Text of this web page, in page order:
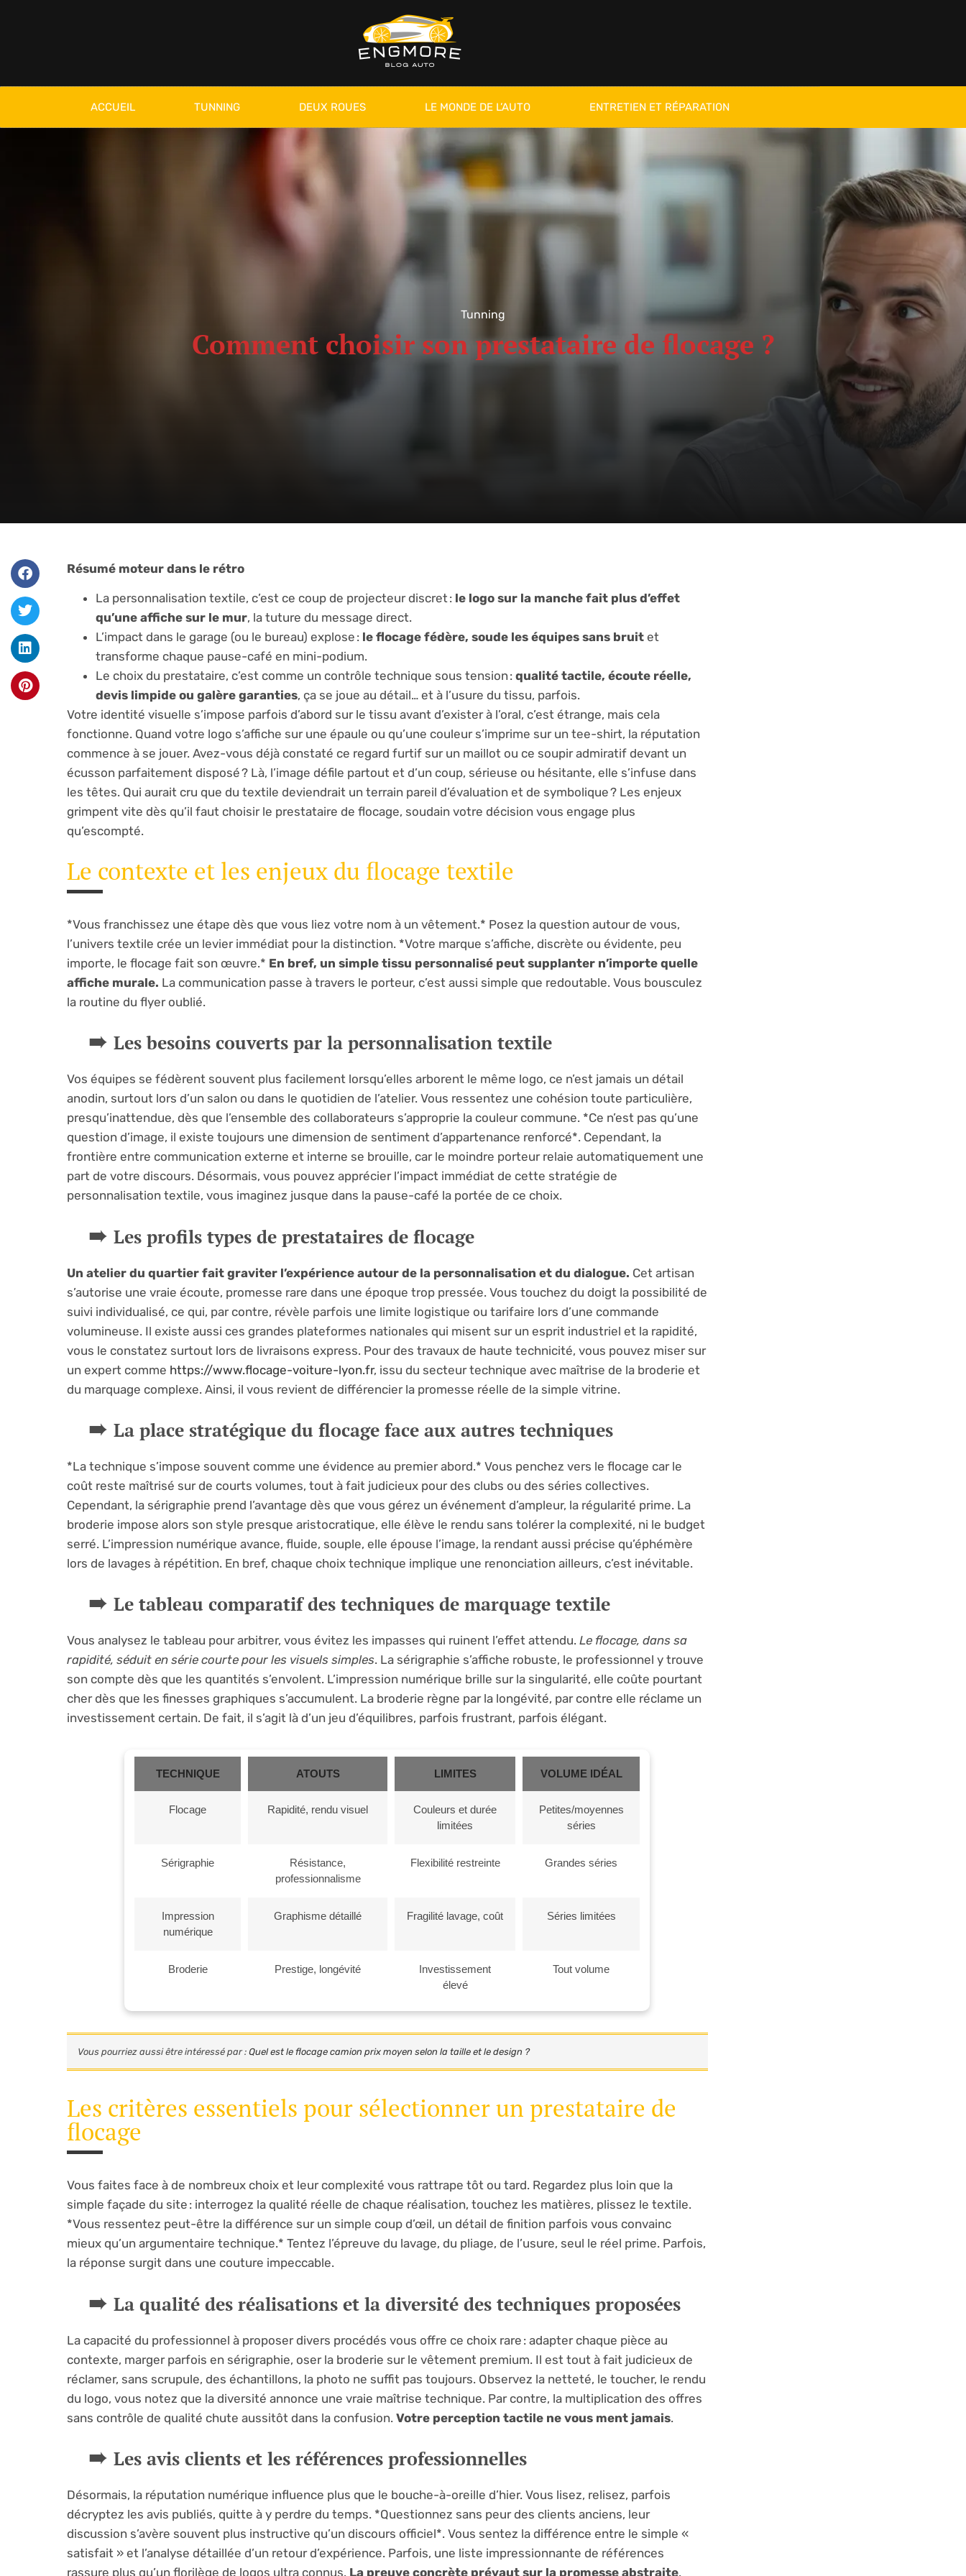
ACCUEIL TUNNING DEUX ROUES LE MONDE DE L’AUTO ENTRETIEN ET RÉPARATION
Tunning
Comment choisir son prestataire de flocage ?
Résumé moteur dans le rétro
La personnalisation textile, c’est ce coup de projecteur discret : le logo sur la manche fait plus d’effet
qu’une affiche sur le mur, la tuture du message direct.
L’impact dans le garage (ou le bureau) explose : le flocage fédère, soude les équipes sans bruitet
transforme chaque pause-café en mini-podium.
Le choix du prestataire, c’est comme un contrôle technique sous tension : qualité tactile, écoute réelle,
devis limpide ou galère garanties, ça se joue au détail… et à l’usure du tissu, parfois.
Votre identité visuelle s’impose parfois d’abord sur le tissu avant d’exister à l’oral, c’est étrange, mais cela
fonctionne. Quand votre logo s’affiche sur une épaule ou qu’une couleur s’imprime sur un tee-shirt, la réputation
commence à se jouer. Avez-vous déjà constaté ce regard furtif sur un maillot ou ce soupir admiratif devant un
écusson parfaitement disposé ? Là, l’image défile partout et d’un coup, sérieuse ou hésitante, elle s’infuse dans
les têtes. Qui aurait cru que du textile deviendrait un terrain pareil d’évaluation et de symbolique ? Les enjeux
grimpent vite dès qu’il faut choisir le prestataire de flocage, soudain votre décision vous engage plus
qu’escompté.
Le contexte et les enjeux du flocage textile
*Vous franchissez une étape dès que vous liez votre nom à un vêtement.* Posez la question autour de vous,
l’univers textile crée un levier immédiat pour la distinction. *Votre marque s’affiche, discrète ou évidente, peu
importe, le flocage fait son œuvre.* En bref, un simple tissu personnalisé peut supplanter n’importe quelle
affiche murale. La communication passe à travers le porteur, c’est aussi simple que redoutable. Vous bousculez
la routine du flyer oublié.
Les besoins couverts par la personnalisation textile
Vos équipes se fédèrent souvent plus facilement lorsqu’elles arborent le même logo, ce n’est jamais un détail
anodin, surtout lors d’un salon ou dans le quotidien de l’atelier. Vous ressentez une cohésion toute particulière,
presqu’inattendue, dès que l’ensemble des collaborateurs s’approprie la couleur commune. *Ce n’est pas qu’une
question d’image, il existe toujours une dimension de sentiment d’appartenance renforcé*. Cependant, la
frontière entre communication externe et interne se brouille, car le moindre porteur relaie automatiquement une
part de votre discours. Désormais, vous pouvez apprécier l’impact immédiat de cette stratégie de
personnalisation textile, vous imaginez jusque dans la pause-café la portée de ce choix.
Les profils types de prestataires de flocage
Un atelier du quartier fait graviter l’expérience autour de la personnalisation et du dialogue. Cet artisan
s’autorise une vraie écoute, promesse rare dans une époque trop pressée. Vous touchez du doigt la possibilité de
suivi individualisé, ce qui, par contre, révèle parfois une limite logistique ou tarifaire lors d’une commande
volumineuse. Il existe aussi ces grandes plateformes nationales qui misent sur un esprit industriel et la rapidité,
vous le constatez surtout lors de livraisons express. Pour des travaux de haute technicité, vous pouvez miser sur
un expert comme https://www.flocage-voiture-lyon.fr, issu du secteur technique avec maîtrise de la broderie et
du marquage complexe. Ainsi, il vous revient de différencier la promesse réelle de la simple vitrine.
La place stratégique du flocage face aux autres techniques
*La technique s’impose souvent comme une évidence au premier abord.* Vous penchez vers le flocage car le
coût reste maîtrisé sur de courts volumes, tout à fait judicieux pour des clubs ou des séries collectives.
Cependant, la sérigraphie prend l’avantage dès que vous gérez un événement d’ampleur, la régularité prime. La
broderie impose alors son style presque aristocratique, elle élève le rendu sans tolérer la complexité, ni le budget
serré. L’impression numérique avance, fluide, souple, elle épouse l’image, la rendant aussi précise qu’éphémère
lors de lavages à répétition. En bref, chaque choix technique implique une renonciation ailleurs, c’est inévitable.
Le tableau comparatif des techniques de marquage textile
Vous analysez le tableau pour arbitrer, vous évitez les impasses qui ruinent l’effet attendu. Le flocage, dans sa
rapidité, séduit en série courte pour les visuels simples. La sérigraphie s’affiche robuste, le professionnel y trouve
son compte dès que les quantités s’envolent. L’impression numérique brille sur la singularité, elle coûte pourtant
cher dès que les finesses graphiques s’accumulent. La broderie règne par la longévité, par contre elle réclame un
investissement certain. De fait, il s’agit là d’un jeu d’équilibres, parfois frustrant, parfois élégant.
TECHNIQUE ATOUTS LIMITES VOLUME IDÉAL
Flocage Rapidité, rendu visuel
Couleurs et durée
limitées
Petites/moyennes
séries
Sérigraphie
Résistance,
professionnalisme
Flexibilité restreinte Grandes séries
Impression
numérique
Graphisme détaillé Fragilité lavage, coût Séries limitées
Broderie Prestige, longévité
Investissement
élevé
Tout volume
Vous pourriez aussi être intéressé par : Quel est le flocage camion prix moyen selon la taille et le design ?
Les critères essentiels pour sélectionner un prestataire de
flocage
Vous faites face à de nombreux choix et leur complexité vous rattrape tôt ou tard. Regardez plus loin que la
simple façade du site : interrogez la qualité réelle de chaque réalisation, touchez les matières, plissez le textile.
*Vous ressentez peut-être la différence sur un simple coup d’œil, un détail de finition parfois vous convainc
mieux qu’un argumentaire technique.* Tentez l’épreuve du lavage, du pliage, de l’usure, seul le réel prime. Parfois,
la réponse surgit dans une couture impeccable.
La qualité des réalisations et la diversité des techniques proposées
La capacité du professionnel à proposer divers procédés vous offre ce choix rare : adapter chaque pièce au
contexte, marger parfois en sérigraphie, oser la broderie sur le vêtement premium. Il est tout à fait judicieux de
réclamer, sans scrupule, des échantillons, la photo ne suffit pas toujours. Observez la netteté, le toucher, le rendu
du logo, vous notez que la diversité annonce une vraie maîtrise technique. Par contre, la multiplication des offres
sans contrôle de qualité chute aussitôt dans la confusion. Votre perception tactile ne vous ment jamais.
Les avis clients et les références professionnelles
Désormais, la réputation numérique influence plus que le bouche-à-oreille d’hier. Vous lisez, relisez, parfois
décryptez les avis publiés, quitte à y perdre du temps. *Questionnez sans peur des clients anciens, leur
discussion s’avère souvent plus instructive qu’un discours officiel*. Vous sentez la différence entre le simple «
satisfait » et l’analyse détaillée d’un retour d’expérience. Parfois, une liste impressionnante de références
rassure plus qu’un florilège de logos ultra connus. La preuve concrète prévaut sur la promesse abstraite.